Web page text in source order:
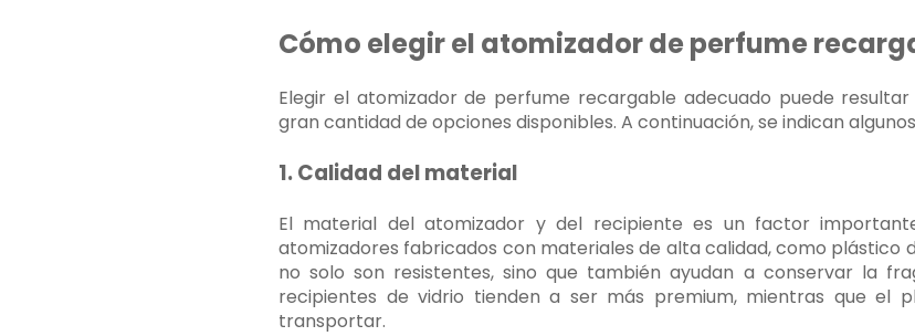
Cómo elegir el atomizador de perfume
Elegir el atomizador de perfume recargable adecuado puede
gran cantidad de opciones disponibles. A continuación, se indican
1. Calidad del material
El material del atomizador y del recipiente es un factor
atomizadores fabricados con materiales de alta calidad, como plástico
no solo son resistentes, sino que también ayudan a conservar la
recipientes de vidrio tienden a ser más premium, mientras que el
transportar.